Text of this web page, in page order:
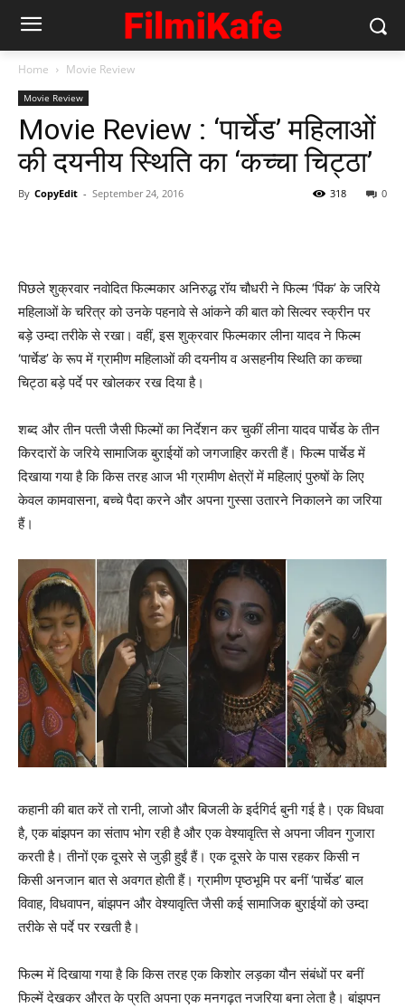
Home Movie Review
Movie Review
Movie Review : ‘पार्चेड’ महिलाओं
की दयनीय स्‍थिति का ‘कच्‍चा चिट्ठा’
By CopyEdit - September 24, 2016 0
318
पिछले शुक्रवार नवोदित फिल्‍मकार अनिरुद्ध रॉय चौधरी ने फिल्‍म ‘पिंक’ के जरिये
महिलाओं के चरित्र को उनके पहनावे से आंकने की बात को सिल्‍वर स्‍क्रीन पर
बड़े उम्‍दा तरीके से रखा। वहीं, इस शुक्रवार फिल्‍मकार लीना यादव ने फिल्‍म
‘पार्चेड’ के रूप में ग्रामीण महिलाओं की दयनीय व असहनीय स्‍थिति का कच्‍चा
चिट्ठा बड़े पर्दे पर खोलकर रख दिया है।
शब्‍द और तीन पत्‍ती जैसी फिल्‍मों का निर्देशन कर चुकीं लीना यादव पार्चेड के तीन
किरदारों के जरिये सामाजिक बुराईयों को जगजाहिर करती हैं। फिल्‍म पार्चेड में
दिखाया गया है कि किस तरह आज भी ग्रामीण क्षेत्रों में महिलाएं पुरुषों के लिए
केवल कामवासना, बच्‍चे पैदा करने और अपना गुस्‍सा उतारने निकालने का जरिया
हैं।
कहानी की बात करें तो रानी, लाजो और बिजली के इर्दगिर्द बुनी गई है। एक विधवा
है, एक बांझपन का संताप भोग रही है और एक वेश्‍यावृत्‍ति से अपना जीवन गुजारा
करती है। तीनों एक दूसरे से जुड़ी हुईं हैं। एक दूसरे के पास रहकर किसी न
किसी अनजान बात से अवगत होती हैं। ग्रामीण पृष्‍ठभूमि पर बनीं ‘पार्चेड’ बाल
विवाह, विधवापन, बांझपन और वेश्‍यावृत्‍ति जैसी कई सामाजिक बुराईयों को उम्‍दा
तरीके से पर्दे पर रखती है।
फिल्‍म में दिखाया गया है कि किस तरह एक किशोर लड़का यौन संबंधों पर बनीं
फिल्‍में देखकर औरत के प्रति अपना एक मनगढ़त नजरिया बना लेता है। बांझपन